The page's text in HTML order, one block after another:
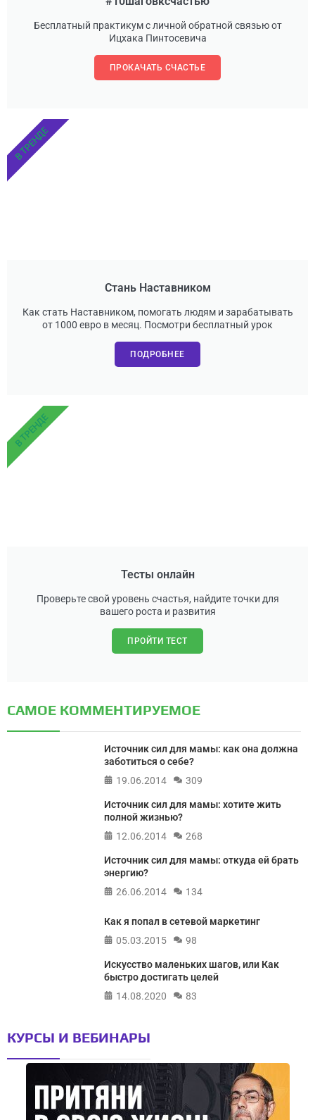
Бесплатный практикум с личной обратной связью от
Ицхака Пинтосевича
ПРОКАЧАТЬ СЧАСТЬЕ
Стань Наставником
Как стать Наставником, помогать людям и зарабатывать
от 1000 евро в месяц. Посмотри бесплатный урок
ПОДРОБНЕЕ
В ТРЕНДЕ
Тесты онлайн
Проверьте свой уровень счастья, найдите точки для
вашего роста и развития
ПРОЙТИ ТЕСТ
В ТРЕНДЕ
САМОЕ КОММЕНТИРУЕМОЕ
Источник сил для мамы: как она должна
заботиться о себе?
19.06.2014
309
Источник сил для мамы: хотите жить
полной жизнью?
12.06.2014
268
Источник сил для мамы: откуда ей брать
энергию?
26.06.2014
134
Как я попал в сетевой маркетинг
05.03.2015
98
Искусство маленьких шагов, или Как
быстро достигать целей
14.08.2020
83
КУРСЫ И ВЕБИНАРЫ